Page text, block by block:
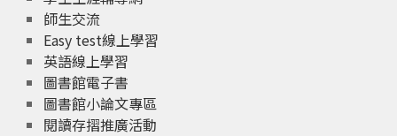
師生交流
Easy test線上學習
英語線上學習
圖書館電子書
圖書館小論文專區
閱讀存摺推廣活動